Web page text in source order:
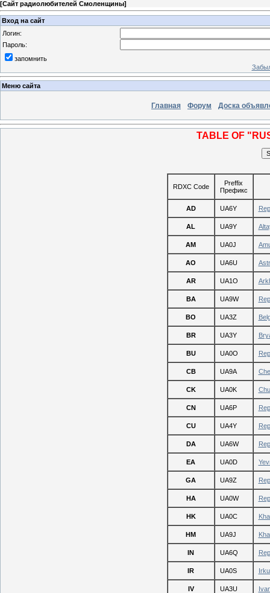
[Сайт радиолюбителей Смоленщины]
Вход на сайт
Логин:
Пароль:
запомнить
Меню сайта
Главная Форум Доска
TABLE OF
RDXC Code
Preffix
Префикс
AD UA6Y
AL UA9Y
AM UA0J
AO UA6U
AR UA1O
BA UA9W
BO UA3Z
BR UA3Y
BU UA0O
CB UA9A
CK UA0K
CN UA6P
CU UA4Y
DA UA6W
EA UA0D
GA UA9Z
HA UA0W
HK UA0C
HM UA9J
IN UA6Q
IR UA0S
IV UA3U